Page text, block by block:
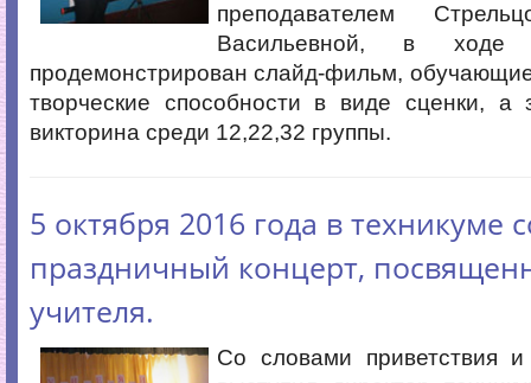
преподавателем
Васильевной, в ходе
продемонстрирован слайд-фильм,
творческие способности в виде сценки, а
викторина среди 12,22,32 группы.
5 октября 2016 года в техникуме
праздничный концерт,
учителя.
Со словами приветствия и